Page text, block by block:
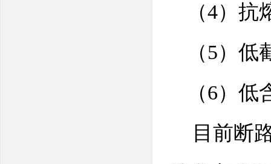
（4）抗
（5）低
（6）低
目前断